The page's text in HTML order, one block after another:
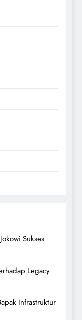
Sukses
Legacy
Infrastruktur